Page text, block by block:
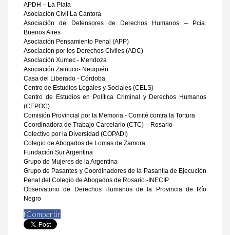
APDH – La Plata
Asociación Civil La Cantora
Asociación de Defensores de Derechos Humanos – Pcia.
Buenos Aires
Asociación Pensamiento Penal (APP)
Asociación por los Derechos Civiles (ADC)
Asociación Xumec - Mendoza
Asociación Zainuco- Neuquén
Casa del Liberado - Córdoba
Centro de Estudios Legales y Sociales (CELS)
Centro de Estudios en Política Criminal y Derechos Humanos
(CEPOC)
Comisión Provincial por la Memoria - Comité contra la Tortura
Coordinadora de Trabajo Carcelario (CTC) – Rosario
Colectivo por la Diversidad (COPADI)
Colegio de Abogados de Lomas de Zamora
Fundación Sur Argentina
Grupo de Mujeres de la Argentina
Grupo de Pasantes y Coordinadores de la Pasantía de Ejecución
Penal del Colegio de Abogados de Rosario.-INECIP
Observatorio de Derechos Humanos de la Provincia de Río
Negro
fCompartir